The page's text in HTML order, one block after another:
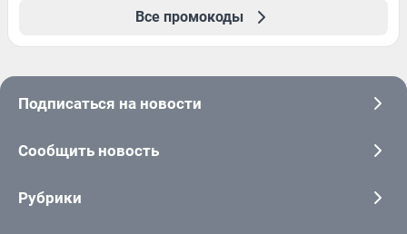
Все промокоды
Подписаться на новости
Сообщить новость
Рубрики